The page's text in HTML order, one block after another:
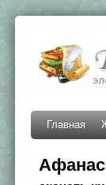
Главная